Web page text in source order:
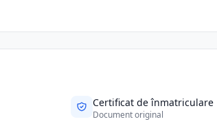
Certificat de înmatriculare
Document original